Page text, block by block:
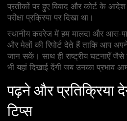
प्रतीकों पर हुए विवाद और कोर्ट के
परीक्षा प्रक्रिया पर दिखा था।
स्थानीय कवरेज में हम मालदा और आस-
और मेलों की रिपोर्ट देते हैं ताकि आप
जान सकें। साथ ही राष्ट्रीय घटनाएँ जैसे
भी यहां दिखाई देंगी जब उनका प्रभाव
पढ़ने और प्रतिक्रिया
टिप्स